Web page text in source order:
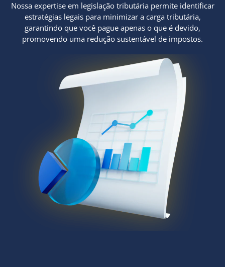
Nossa expertise em legislação tributária permite identificar
estratégias legais para minimizar a carga tributária,
garantindo que você pague apenas o que é devido,
promovendo uma redução sustentável de impostos.